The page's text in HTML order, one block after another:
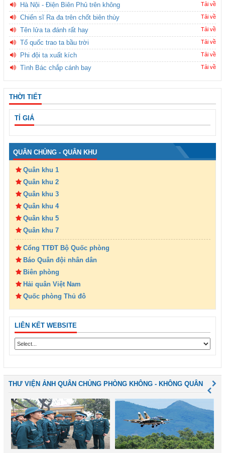
Hà Nội - Điện Biên Phủ trên không Tải về
Chiến sĩ Ra đa trên chốt biên thùy Tải về
Tên lửa ta đánh rất hay Tải về
Tổ quốc trao ta bầu trời Tải về
Phi đội ta xuất kích Tải về
Tình Bác chắp cánh bay Tải về
THỜI TIẾT
TỈ GIÁ
QUÂN CHỦNG - QUÂN KHU
Quân khu 1
Quân khu 2
Quân khu 3
Quân khu 4
Quân khu 5
Quân khu 7
Cổng TTĐT Bộ Quốc phòng
Báo Quân đội nhân dân
Biên phòng
Hải quân Việt Nam
Quốc phòng Thủ đô
LIÊN KẾT WEBSITE
THƯ VIỆN ẢNH QUÂN CHỦNG PHÒNG KHÔNG - KHÔNG QUÂN